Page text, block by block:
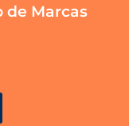
de Marcas